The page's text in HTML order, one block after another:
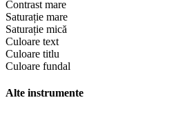
Contrast mare
Saturație mare
Saturație mică
Culoare text
Culoare titlu
Culoare fundal
Alte instrumente